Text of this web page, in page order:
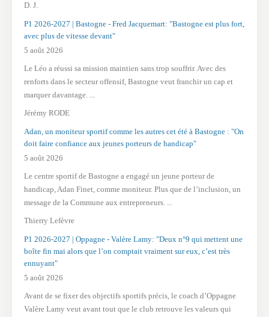
D. J.
P1 2026-2027 | Bastogne - Fred Jacquemart: "Bastogne est plus fort,
avec plus de vitesse devant"
5 août 2026
Le Léo a réussi sa mission maintien sans trop souffrir. Avec des
renforts dans le secteur offensif, Bastogne veut franchir un cap et
marquer davantage. ...
Jérémy RODE
Adan, un moniteur sportif comme les autres cet été à Bastogne : "On
doit faire confiance aux jeunes porteurs de handicap"
5 août 2026
Le centre sportif de Bastogne a engagé un jeune porteur de
handicap, Adan Finet, comme moniteur. Plus que de l’inclusion, un
message de la Commune aux entrepreneurs. ...
Thierry Lefèvre
P1 2026-2027 | Oppagne - Valère Lamy: "Deux n°9 qui mettent une
boîte fin mai alors que l’on comptait vraiment sur eux, c’est très
ennuyant"
5 août 2026
Avant de se fixer des objectifs sportifs précis, le coach d’Oppagne
Valère Lamy veut avant tout que le club retrouve les valeurs qui